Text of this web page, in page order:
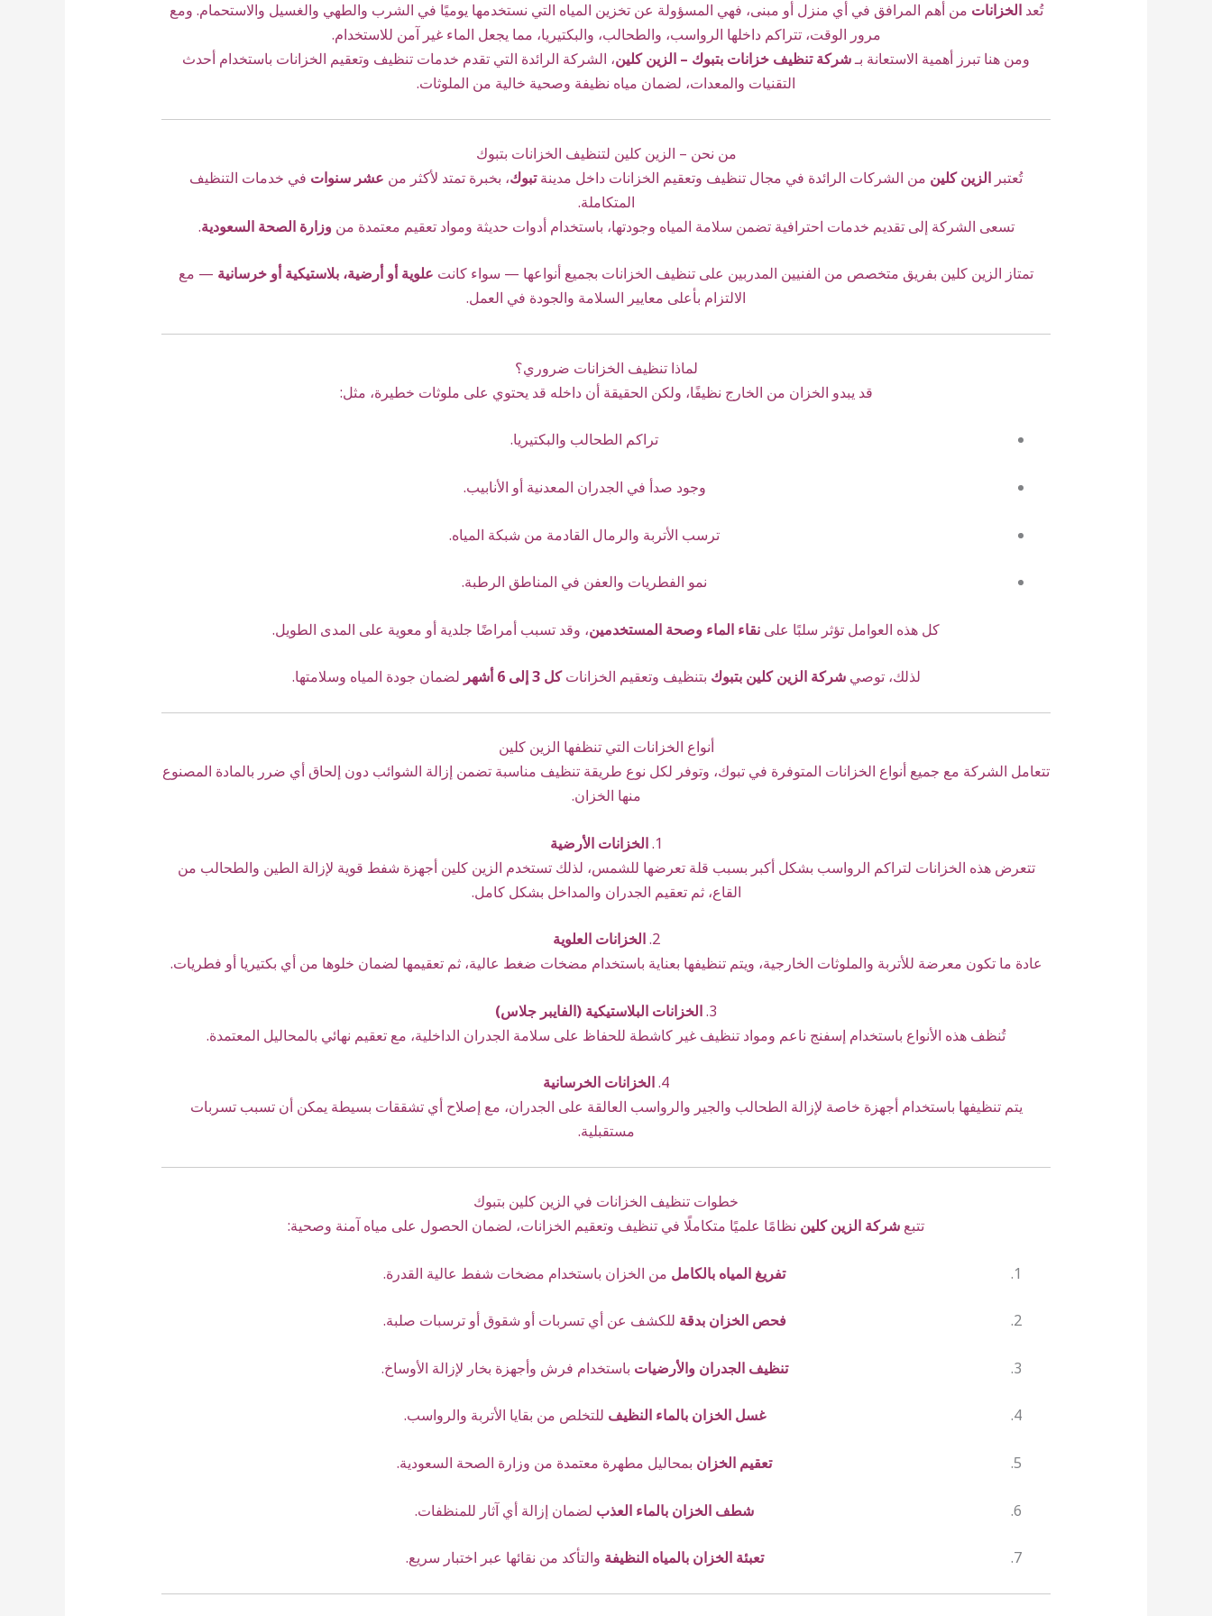
تُعدالخزانات من أهم المرافق في أي منزل أو مبنى، فهي المسؤولة عن تخزين المياه التي نستخدمها يوميًا في الشرب والطهي والغسيل والاستحمام. ومع
مرور الوقت، تتراكم داخلها الرواسب، والطحالب، والبكتيريا، مما يجعل الماء غير آمن للاستخدام.
ومن هنا تبرز أهمية الاستعانة بـشركة تنظيف خزانات بتبوك – الزين كلين، الشركة الرائدة التي تقدم خدمات تنظيف وتعقيم الخزانات باستخدام أحدث
التقنيات والمعدات، لضمان مياه نظيفة وصحية خالية من الملوثات.
من نحن – الزين كلين لتنظيف الخزانات بتبوك
تُعتبر الزين كلين من الشركات الرائدة في مجال تنظيف وتعقيم الخزانات داخل مدينةتبوك، بخبرة تمتد لأكثر من عشر سنوات في خدمات التنظيف
المتكاملة.
تسعى الشركة إلى تقديم خدمات احترافية تضمن سلامة المياه وجودتها، باستخدام أدوات حديثة ومواد تعقيم معتمدة منوزارة الصحة السعودية.
تمتاز الزين كلين بفريق متخصص من الفنيين المدربين على تنظيف الخزانات بجميع أنواعها — سواء كانت علوية أو أرضية، بلاستيكية أو خرسانية — مع
الالتزام بأعلى معايير السلامة والجودة في العمل.
لماذا تنظيف الخزانات ضروري؟
قد يبدو الخزان من الخارج نظيفًا، ولكن الحقيقة أن داخله قد يحتوي على ملوثات خطيرة، مثل:
تراكم الطحالب والبكتيريا.
وجود صدأ في الجدران المعدنية أو الأنابيب.
ترسب الأتربة والرمال القادمة من شبكة المياه.
نمو الفطريات والعفن في المناطق الرطبة.
كل هذه العوامل تؤثر سلبًا على نقاء الماء وصحة المستخدمين، وقد تسبب أمراضًا جلدية أو معوية على المدى الطويل.
لذلك، توصيشركة الزين كلين بتبوك بتنظيف وتعقيم الخزاناتكل 3 إلى 6 أشهر لضمان جودة المياه وسلامتها.
أنواع الخزانات التي تنظفها الزين كلين
تتعامل الشركة مع جميع أنواع الخزانات المتوفرة في تبوك، وتوفر لكل نوع طريقة تنظيف مناسبة تضمن إزالة الشوائب دون إلحاق أي ضرر بالمادة المصنوع
منها الخزان.
1. الخزانات الأرضية
تتعرض هذه الخزانات لتراكم الرواسب بشكل أكبر بسبب قلة تعرضها للشمس، لذلك تستخدم الزين كلين أجهزة شفط قوية لإزالة الطين والطحالب من
القاع، ثم تعقيم الجدران والمداخل بشكل كامل.
2. الخزانات العلوية
عادة ما تكون معرضة للأتربة والملوثات الخارجية، ويتم تنظيفها بعناية باستخدام مضخات ضغط عالية، ثم تعقيمها لضمان خلوها من أي بكتيريا أو فطريات.
3. الخزانات البلاستيكية (الفايبر جلاس)
تُنظف هذه الأنواع باستخدام إسفنج ناعم ومواد تنظيف غير كاشطة للحفاظ على سلامة الجدران الداخلية، مع تعقيم نهائي بالمحاليل المعتمدة.
4. الخزانات الخرسانية
يتم تنظيفها باستخدام أجهزة خاصة لإزالة الطحالب والجير والرواسب العالقة على الجدران، مع إصلاح أي تشققات بسيطة يمكن أن تسبب تسربات
مستقبلية.
خطوات تنظيف الخزانات في الزين كلين بتبوك
تتبع شركة الزين كلين نظامًا علميًا متكاملًا في تنظيف وتعقيم الخزانات، لضمان الحصول على مياه آمنة وصحية:
تفريغ المياه بالكامل من الخزان باستخدام مضخات شفط عالية القدرة.
فحص الخزان بدقة للكشف عن أي تسربات أو شقوق أو ترسبات صلبة.
تنظيف الجدران والأرضيات باستخدام فرش وأجهزة بخار لإزالة الأوساخ.
غسل الخزان بالماء النظيف للتخلص من بقايا الأتربة والرواسب.
تعقيم الخزان بمحاليل مطهرة معتمدة من وزارة الصحة السعودية.
شطف الخزان بالماء العذب لضمان إزالة أي آثار للمنظفات.
تعبئة الخزان بالمياه النظيفة والتأكد من نقائها عبر اختبار سريع.